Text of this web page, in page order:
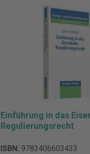
Einführung in das
Regulierungsrecht
ISBN: 9783406603433